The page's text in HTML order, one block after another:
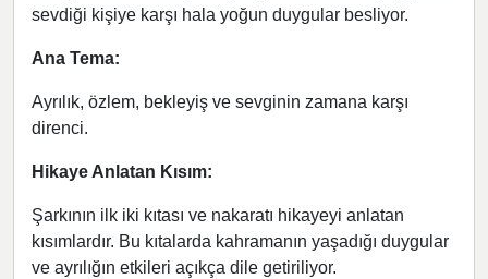
sevdiği kişiye karşı hala yoğun duygular besliyor.
Ana Tema:
Ayrılık, özlem, bekleyiş ve sevginin zamana karşı
direnci.
Hikaye Anlatan Kısım:
Şarkının ilk iki kıtası ve nakaratı hikayeyi anlatan
kısımlardır. Bu kıtalarda kahramanın yaşadığı duygular
ve ayrılığın etkileri açıkça dile getiriliyor.